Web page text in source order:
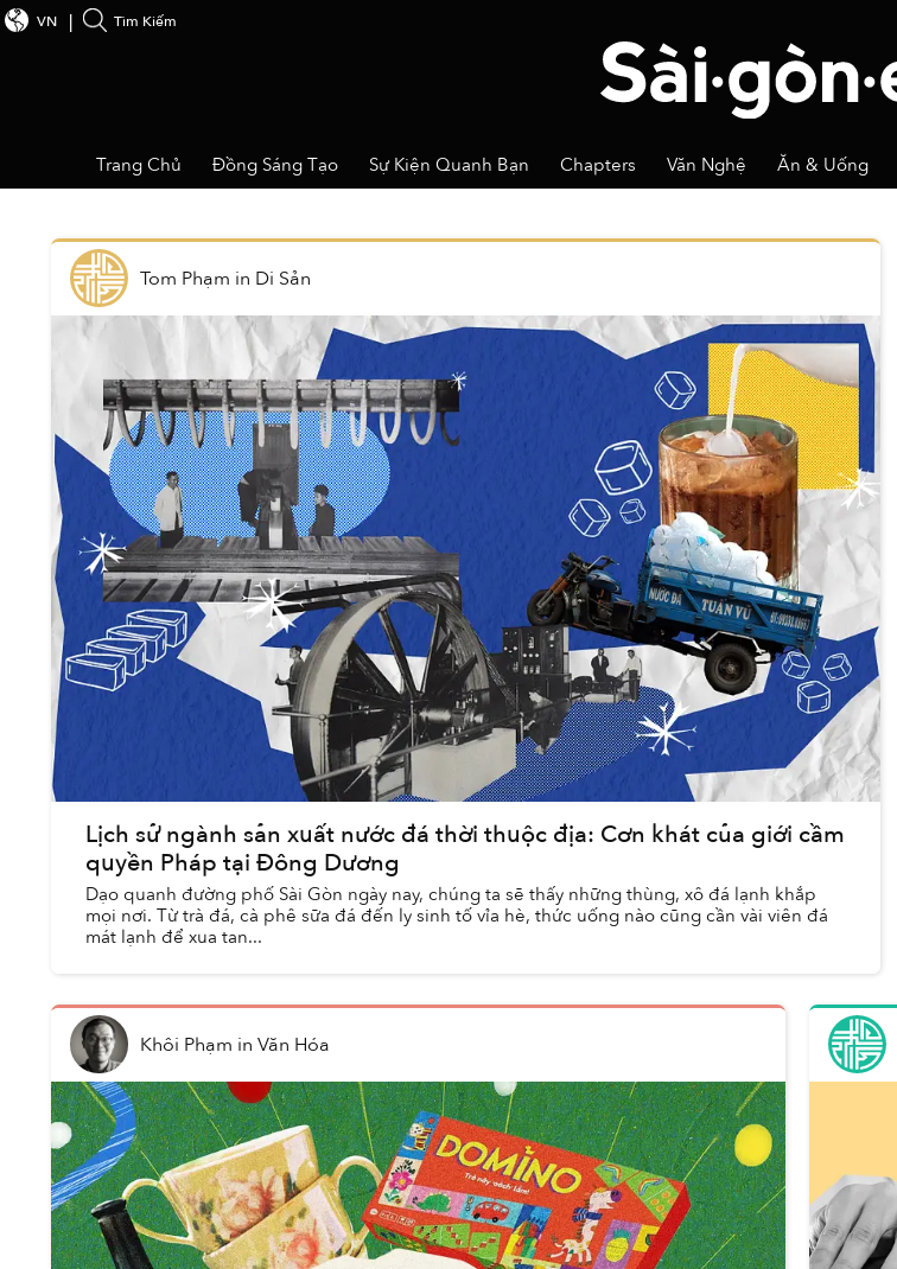
VN Tìm Kiếm
Trang Chủ Đồng Sáng Tạo Sự Kiện Quanh Bạn Chapters Văn Nghệ Ăn & Uống
Tom Phạm in Di Sản
Lịch sử ngành sản xuất nước đá thời thuộc địa: Cơn khát của giới cầm
quyền Pháp tại Đông Dương
Dạo quanh đường phố Sài Gòn ngày nay, chúng ta sẽ thấy những thùng, xô đá lạnh khắp
mọi nơi. Từ trà đá, cà phê sữa đá đến ly sinh tố vỉa hè, thức uống nào cũng cần vài viên đá
mát lạnh để xua tan...
Khôi Phạm in Văn Hóa